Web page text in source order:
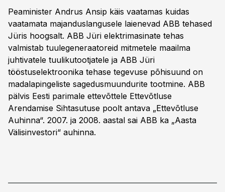
Peaminister Andrus Ansip käis vaatamas kuidas
vaatamata majanduslangusele laienevad ABB tehased
Jüris hoogsalt. ABB Jüri elektrimasinate tehas
valmistab tuulegeneraatoreid mitmetele maailma
juhtivatele tuulikutootjatele ja ABB Jüri
tööstuselektroonika tehase tegevuse põhisuund on
madalapingeliste sagedusmuundurite tootmine. ABB
pälvis Eesti parimale ettevõttele Ettevõtluse
Arendamise Sihtasutuse poolt antava „Ettevõtluse
Auhinna“. 2007. ja 2008. aastal sai ABB ka „Aasta
Välisinvestori“ auhinna.